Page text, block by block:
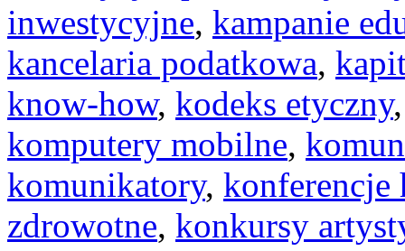
inwestycyjne, kampanie
kancelaria podatkowa,
know-how, kodeks etyczny
komputery mobilne,
komunikatory, konferencje
zdrowotne, konkursy